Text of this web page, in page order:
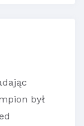
był